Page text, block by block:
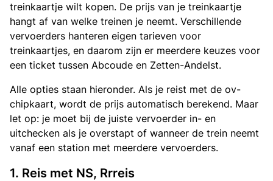
treinkaartje wilt kopen. De prijs van je treinkaartje
hangt af van welke treinen je neemt. Verschillende
vervoerders hanteren eigen tarieven voor
treinkaartjes, en daarom zijn er meerdere keuzes voor
een ticket tussen Abcoude en Zetten-Andelst.
Alle opties staan hieronder. Als je reist met de ov-
chipkaart, wordt de prijs automatisch berekend. Maar
let op: je moet bij de juiste vervoerder in- en
uitchecken als je overstapt of wanneer de trein neemt
vanaf een station met meerdere vervoerders.
1. Reis met NS, Rrreis